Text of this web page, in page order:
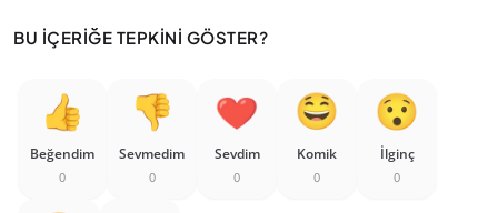
BU İÇERIĞE TEPKINI GÖSTER?
Beğendim
0
Sevmedim
0
Sevdim
0
Komik
0
İlginç
0